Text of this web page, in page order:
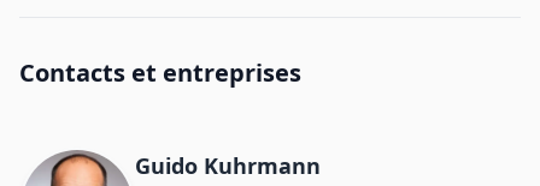
Contacts et entreprises
Guido Kuhrmann